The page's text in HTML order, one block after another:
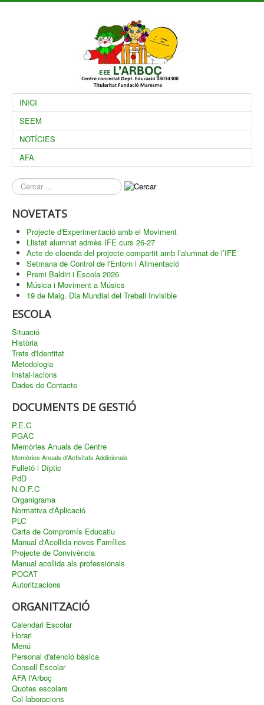
INICI
SEEM
NOTÍCIES
AFA
què
busques?
NOVETATS
Projecte d'Experimentació amb el Moviment
Llistat alumnat admès IFE curs 26-27
Acte de cloenda del projecte compartit amb l’alumnat de l’IFE
Setmana de Control de l'Entorn i Alimentació
Premi Baldiri i Escola 2026
Música i Moviment a Músics
19 de Maig. Dia Mundial del Treball Invisible
ESCOLA
Situació
Història
Trets d'Identitat
Metodologia
Instal·lacions
Dades de Contacte
DOCUMENTS DE GESTIÓ
P.E.C
PGAC
Memòries Anuals de Centre
Memòries Anuals d'Activitats Addicionals
Fulletó i Díptic
PdD
N.O.F.C
Organigrama
Normativa d'Aplicació
PLC
Carta de Compromís Educatiu
Manual d'Acollida noves Famílies
Projecte de Convivència
Manual acollida als professionals
POCAT
Autoritzacions
ORGANITZACIÓ
Calendari Escolar
Horari
Menú
Personal d'atenció bàsica
Consell Escolar
AFA l'Arboç
Quotes escolars
Col·laboracions